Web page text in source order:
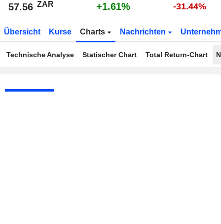
57.56 ZAR +1.61% -31.44%
Übersicht Kurse Charts Nachrichten
Technische Analyse Statischer Chart Total Return-Chart